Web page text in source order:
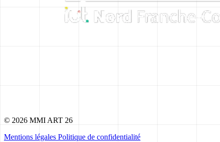
© 2026 MMI ART 26
Mentions légales Politique de confidentialité